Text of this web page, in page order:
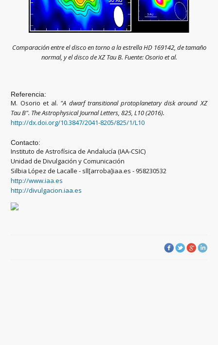
Comparación entre el disco en torno a la estrella HD 169142, de tamaño
normal, y el disco de XZ Tau B. Fuente: Osorio et al.
Referencia:
M. Osorio et al. "A dwarf transitional protoplanetary disk around XZ
Tau B". The Astrophysical Journal Letters, 825, L10 (2016).
http://dx.doi.org/10.3847/2041-8205/825/1/L10
Contacto:
Instituto de Astrofísica de Andalucía (IAA-CSIC)
Unidad de Divulgación y Comunicación
Silbia López de Lacalle - sll[arroba]iaa.es - 958230532
http://www.iaa.es
http://divulgacion.iaa.es